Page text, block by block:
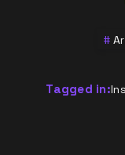
Tagged in: